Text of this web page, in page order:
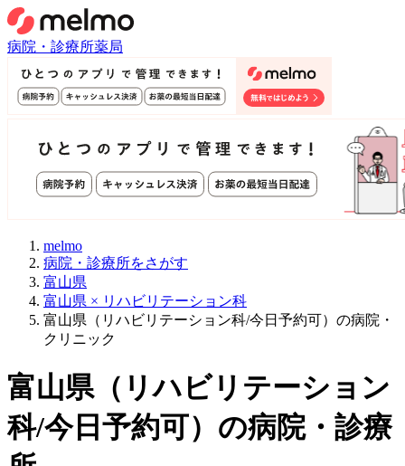
病院・診療所薬局
melmo
病院・診療所をさがす
富山県
富山県 × リハビリテーション科
富山県（リハビリテーション科/今日予約可）の病院・
クリニック
富山県（ リハビリテーション
科/今日予約可） の病院・診療